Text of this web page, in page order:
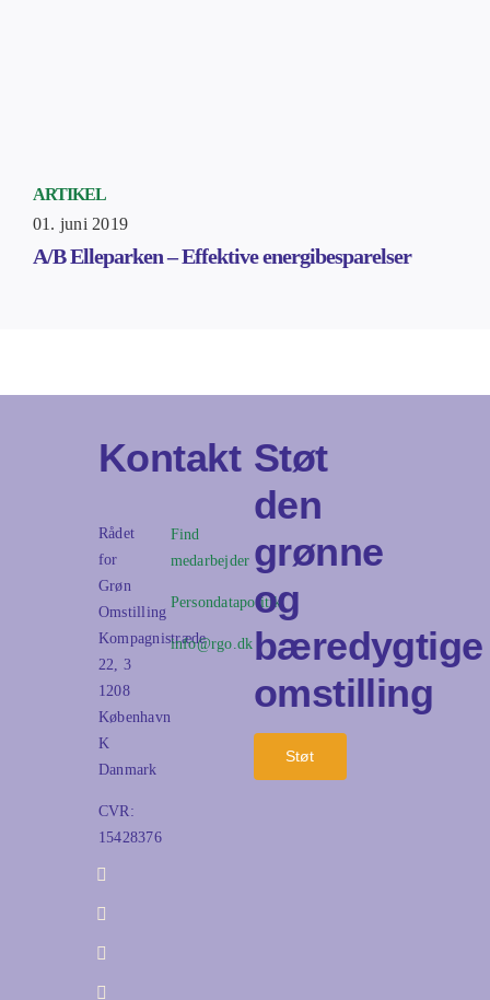
ARTIKEL
01. juni 2019
A/B Elleparken – Effektive energibesparelser
Kontakt
Rådet
for
Grøn
Omstilling
Kompagnistræde
22, 3
1208
København
K
Danmark
CVR:
15428376
Find
medarbejder
Persondatapolitik
info@rgo.dk
Støt
den
grønne
og
bæredygtige
omstilling
Støt